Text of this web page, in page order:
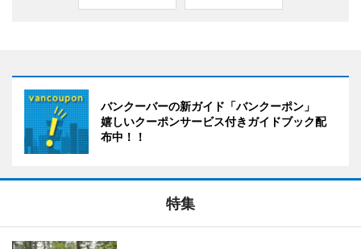
バンクーバーの新ガイド「バンクーポン」
嬉しいクーポンサービス付きガイドブック配
布中！！
特集